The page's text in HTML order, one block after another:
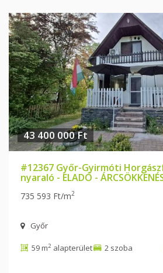
43 400 000 Ft
#12367 Győr-Gyirmóti
nyaraló - ELADÓ -
735 593 Ft/m2
Győr
59 m2 alapterület 2 szoba